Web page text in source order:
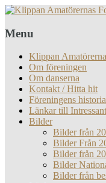
Menu
Klippan
Om föreningen
Om danserna
Kontakt / Hitta hit
Föreningens historia
Länkar till
Bilder
Bilder från
Bilder Från
Bilder från
Bilder
Bilder från